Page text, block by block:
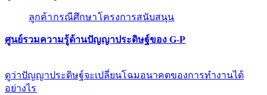
ลูกค้า​​กรณีศึกษา​​โครงการสนับสนุน​​
ศูนย์รวมความรู้ด้านปัญญาประดิษฐ์ของ G-P​​
ดูว่าปัญญาประดิษฐ์จะเปลี่ยนโฉมอนาคตของการทำงานได้
อย่างไร​​